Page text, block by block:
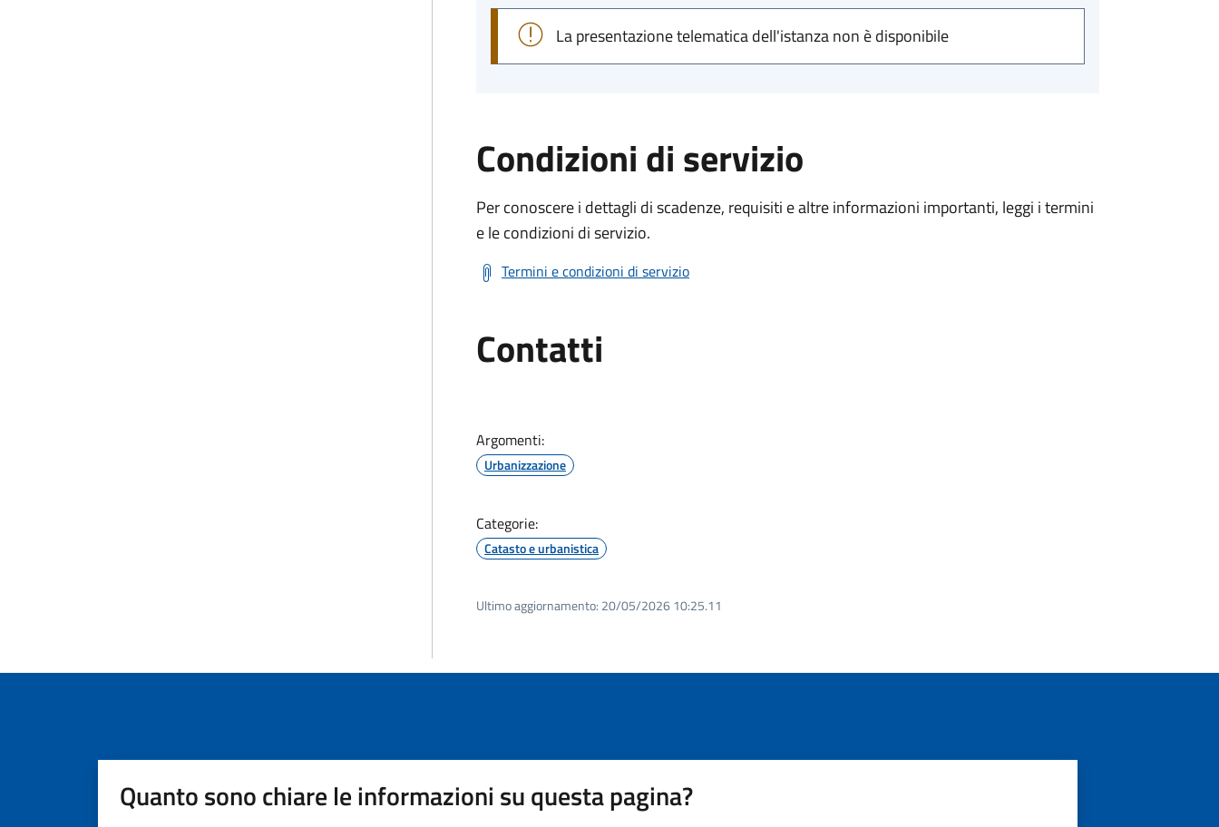
La presentazione telematica dell'istanza non è disponibile
Condizioni di servizio
Per conoscere i dettagli di scadenze, requisiti e altre informazioni importanti, leggi i termini
e le condizioni di servizio.
Termini e condizioni di servizio
Contatti
Argomenti:
Urbanizzazione
Categorie:
Catasto e urbanistica
Ultimo aggiornamento: 20/05/2026 10:25.11
Quanto sono chiare le informazioni su questa pagina?